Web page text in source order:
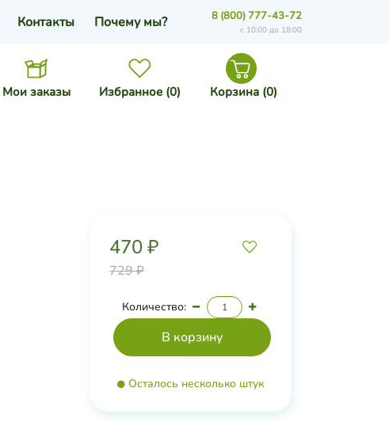
Мои заказы Избранное (0) Корзина (0)
Контакты Почему мы? 8 (800) 777-43-72
с 10:00 до 18:00
470 ₽
729 ₽
Количество:
Осталось несколько штук